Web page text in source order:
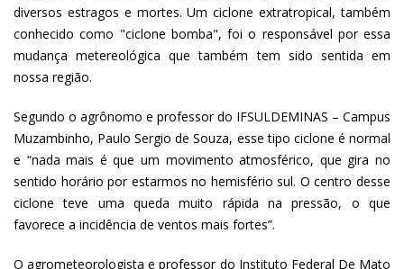
diversos estragos e mortes. Um ciclone extratropical, também
conhecido como "ciclone bomba", foi o responsável por essa
mudança metereológica que também tem sido sentida em
nossa região.
Segundo o agrônomo e professor do IFSULDEMINAS – Campus
Muzambinho, Paulo Sergio de Souza, esse tipo ciclone é normal
e “nada mais é que um movimento atmosférico, que gira no
sentido horário por estarmos no hemisfério sul. O centro desse
ciclone teve uma queda muito rápida na pressão, o que
favorece a incidência de ventos mais fortes”.
O agrometeorologista e professor do Instituto Federal De Mato